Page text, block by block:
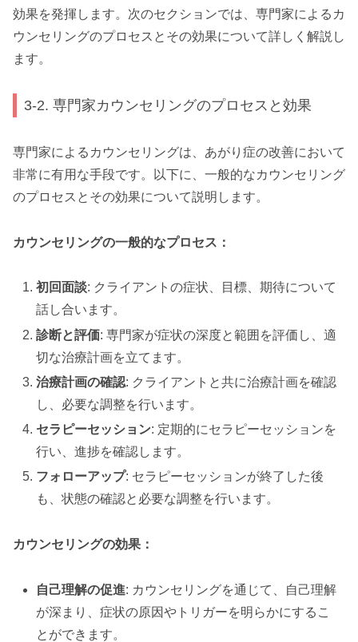
効果を発揮します。次のセクションでは、専門家によるカ
ウンセリングのプロセスとその効果について詳しく解説し
ます。
3-2. 専門家カウンセリングのプロセスと効果
専門家によるカウンセリングは、あがり症の改善において
非常に有用な手段です。以下に、一般的なカウンセリング
のプロセスとその効果について説明します。
カウンセリングの一般的なプロセス：
初回面談: クライアントの症状、目標、期待について
話し合います。
診断と評価: 専門家が症状の深度と範囲を評価し、適
切な治療計画を立てます。
治療計画の確認: クライアントと共に治療計画を確認
し、必要な調整を行います。
セラピーセッション: 定期的にセラピーセッションを
行い、進捗を確認します。
フォローアップ: セラピーセッションが終了した後
も、状態の確認と必要な調整を行います。
カウンセリングの効果：
自己理解の促進: カウンセリングを通じて、自己理解
が深まり、症状の原因やトリガーを明らかにするこ
とができます。